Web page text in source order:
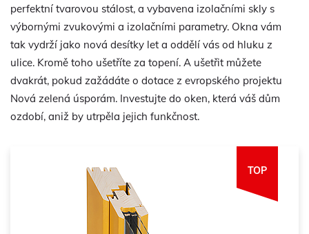
perfektní tvarovou stálost, a vybavena izolačními skly s
výbornými zvukovými a izolačními parametry. Okna vám
tak vydrží jako nová desítky let a oddělí vás od hluku z
ulice. Kromě toho ušetříte za topení. A ušetřit můžete
dvakrát, pokud zažádáte o dotace z evropského projektu
Nová zelená úsporám. Investujte do oken, která váš dům
ozdobí, aniž by utrpěla jejich funkčnost.
TOP